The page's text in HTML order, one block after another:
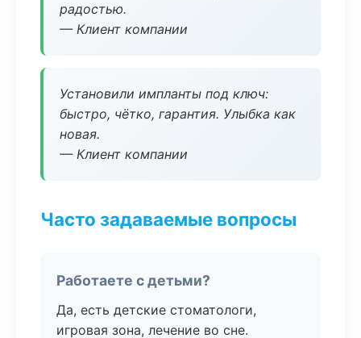
радостью.
— Клиент компании
Установили импланты под ключ:
быстро, чётко, гарантия. Улыбка как
новая.
— Клиент компании
Часто задаваемые вопросы
Работаете с детьми?
Да, есть детские стоматологи,
игровая зона, лечение во сне.